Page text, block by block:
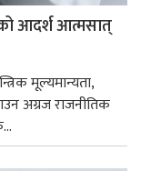
आदर्श आत्मसात्
मूल्यमान्यता,
अग्रज राजनीतिक